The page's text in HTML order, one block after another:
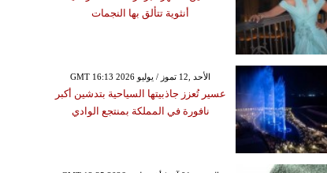
أنثوية تتألق بها النجمات
GMT 16:13 2026 الأحد ,12 تموز / يوليو
عسير تُعزز جاذبيتها السياحية بتدشين أكبر
نافورة في المملكة بمنتجع الوادي